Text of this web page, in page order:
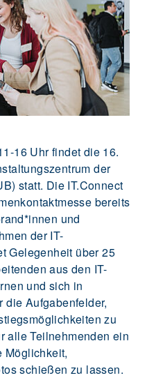
16 Uhr findet die 16.
der
statt. Die IT.Connect
bereits
und
der IT-
Gelegenheit über 25
aus den IT-
und sich in
die Aufgabenfelder,
zu
alle Teilnehmenden ein
Möglichkeit,
schießen zu lassen.